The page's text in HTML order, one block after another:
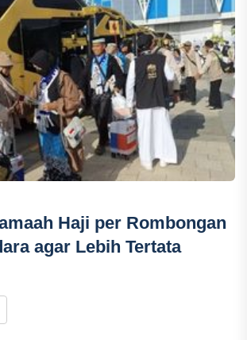
Haji per Rombongan
agar Lebih Tertata